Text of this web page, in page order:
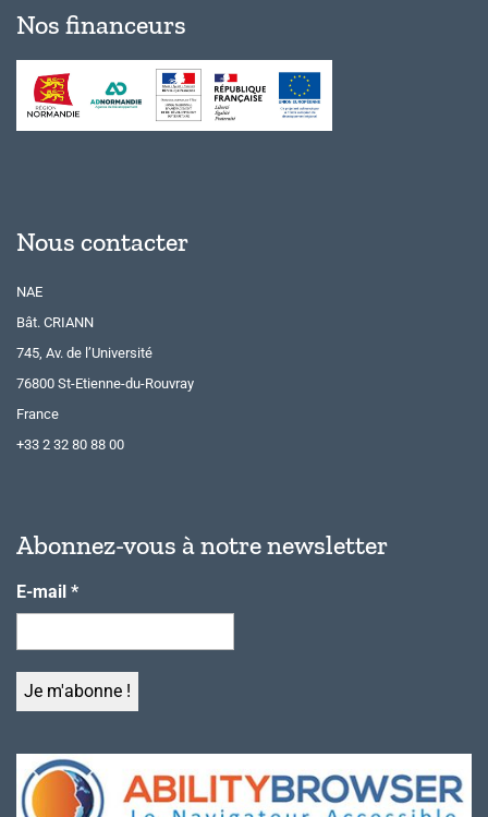
Nos financeurs
Nous contacter
NAE
Bât. CRIANN
745, Av. de l’Université
76800 St-Etienne-du-Rouvray
France
+33 2 32 80 88 00
Abonnez-vous à notre newsletter
E-mail *